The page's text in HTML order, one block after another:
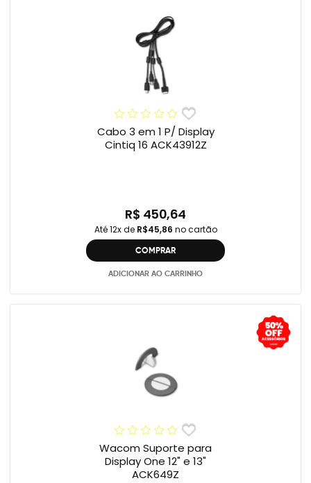
Cabo 3 em 1 P/ Display
Cintiq 16 ACK43912Z
R$ 450,64
Até 12x de R$45,86 no cartão
COMPRAR
ADICIONAR AO CARRINHO
Wacom Suporte para
Display One 12" e 13"
ACK649Z